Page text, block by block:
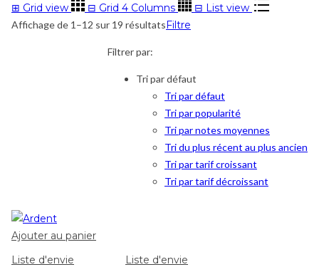
⊞ Grid view ⊟ Grid 4 Columns ⊟ List view
Affichage de 1–12 sur 19 résultatsFiltre
Filtrer par:
Tri par défaut
Tri par défaut
Tri par popularité
Tri par notes moyennes
Tri du plus récent au plus ancien
Tri par tarif croissant
Tri par tarif décroissant
Ajouter au panier
Liste d'envie
Liste d'envie